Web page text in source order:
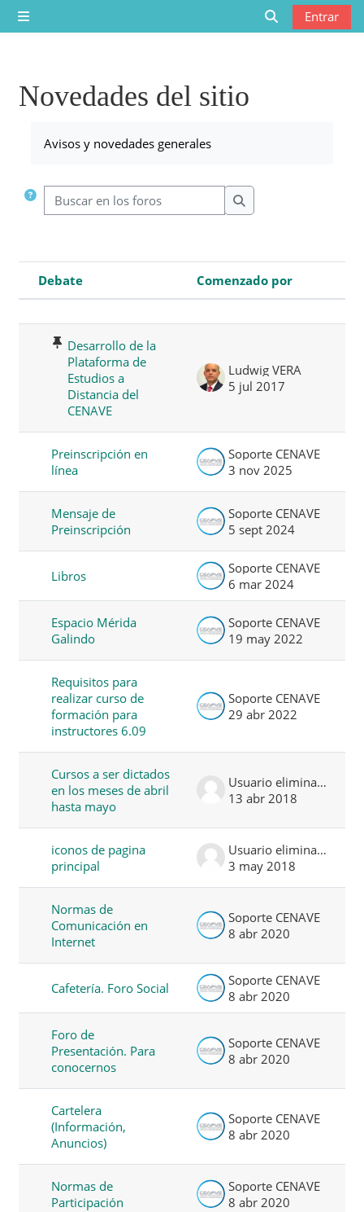
Saltar al contenido principal
Panel lateral
Selector de
Entrar
Novedades del sitio
Avisos y novedades generales
Buscar en los foros
Buscar en los foros
Estado
Debate Comenzado por
Desarrollo de la
Plataforma de
Estudios a
Distancia del
CENAVE
Ludwig VERA
5 jul 2017
Preinscripción en
línea
Soporte CENAVE
3 nov 2025
Mensaje de
Preinscripción
Soporte CENAVE
5 sept 2024
Libros
Soporte CENAVE
6 mar 2024
Espacio Mérida
Galindo
Soporte CENAVE
19 may 2022
Requisitos para
realizar curso de
formación para
instructores 6.09
Soporte CENAVE
29 abr 2022
Cursos a ser dictados
en los meses de abril
hasta mayo
Usuario eliminado
13 abr 2018
iconos de pagina
principal
Usuario eliminado
3 may 2018
Normas de
Comunicación en
Internet
Soporte CENAVE
8 abr 2020
Cafetería. Foro Social
Soporte CENAVE
8 abr 2020
Foro de
Presentación. Para
conocernos
Soporte CENAVE
8 abr 2020
Cartelera
(Información,
Anuncios)
Soporte CENAVE
8 abr 2020
Normas de
Participación
Soporte CENAVE
8 abr 2020